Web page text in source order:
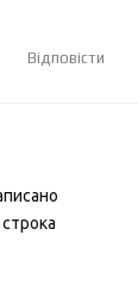
Відповісти